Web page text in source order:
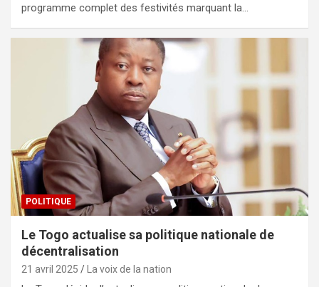
programme complet des festivités marquant la…
POLITIQUE
Le Togo actualise sa politique nationale de
décentralisation
21 avril 2025 La voix de la nation